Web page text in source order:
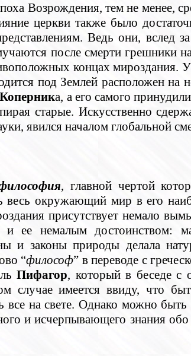
Возрождения, тем не менее,
церкви также было
Ведь они, вслед за
после смерти грешники
концах мироздания. У
под Землей расположен на
Коперника, а его самого
старые. Искусственно
явился началом глобальной
, главной чертой
весь окружающий мир в его
присутствует немало
и ее немалым достоинством:
и законы природы делала
“философ” в переводе с
Пифагор, который в беседе с
случае имеется ввиду, что
все на свете. Однако можно
и исчерпывающего знания